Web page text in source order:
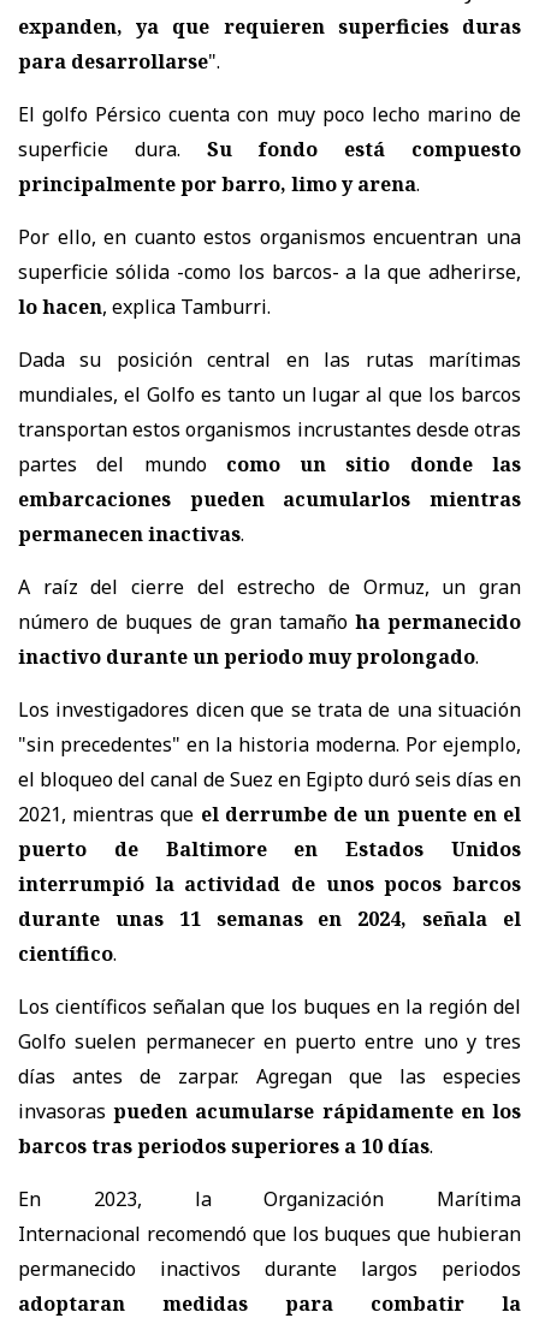
expanden, ya que requieren superficies duras
para desarrollarse".
El golfo Pérsico cuenta con muy poco lecho marino de
superficie dura. Su fondo está compuesto
principalmente por barro, limo y arena.
Por ello, en cuanto estos organismos encuentran una
superficie sólida -como los barcos- a la que adherirse,
lo hacen, explica Tamburri.
Dada su posición central en las rutas marítimas
mundiales, el Golfo es tanto un lugar al que los barcos
transportan estos organismos incrustantes desde otras
partes del mundo como un sitio donde las
embarcaciones pueden acumularlos mientras
permanecen inactivas.
A raíz del cierre del estrecho de Ormuz, un gran
número de buques de gran tamaño ha permanecido
inactivo durante un periodo muy prolongado.
Los investigadores dicen que se trata de una situación
"sin precedentes" en la historia moderna. Por ejemplo,
el bloqueo del canal de Suez en Egipto duró seis días en
2021, mientras que el derrumbe de un puente en el
puerto de Baltimore en Estados Unidos
interrumpió la actividad de unos pocos barcos
durante unas 11 semanas en 2024, señala el
científico.
Los científicos señalan que los buques en la región del
Golfo suelen permanecer en puerto entre uno y tres
días antes de zarpar. Agregan que las especies
invasoraspueden acumularse rápidamente en los
barcos tras periodos superiores a 10 días.
En 2023, la Organización Marítima
Internacional recomendó que los buques que hubieran
permanecido inactivos durante largos periodos
adoptaran medidas para combatir la